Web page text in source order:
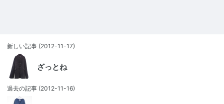
新しい記事 (2012-11-17)
ざっとね
過去の記事 (2012-11-16)